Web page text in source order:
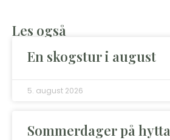
Les også
En skogstur i august
5. august 2026
Sommerdager på hytta